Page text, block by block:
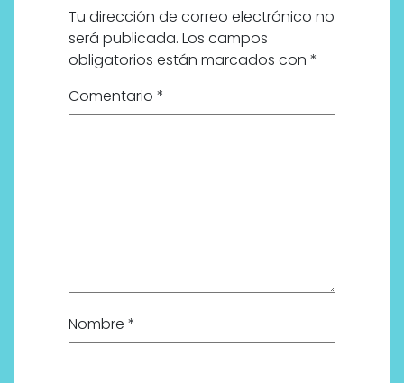
Tu dirección de correo electrónico no
será publicada. Los campos
obligatorios están marcados con *
Comentario *
Nombre *